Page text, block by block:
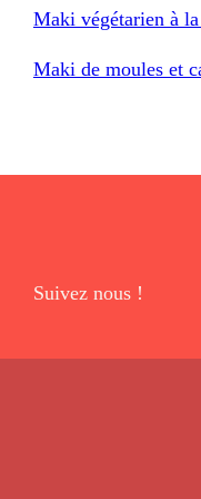
Maki végétarien à
Maki de moules et
Suivez nous !